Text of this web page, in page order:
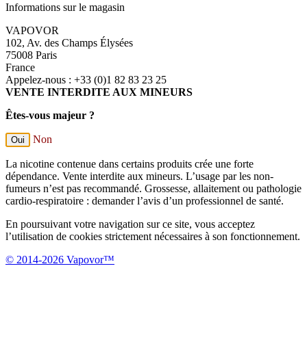
Informations sur le magasin
VAPOVOR
102, Av. des Champs Élysées
75008 Paris
France
Appelez-nous : +33 (0)1 82 83 23 25
VENTE INTERDITE AUX MINEURS
Êtes-vous majeur ?
Oui Non
La nicotine contenue dans certains produits crée une forte
dépendance. Vente interdite aux mineurs. L’usage par les non-
fumeurs n’est pas recommandé. Grossesse, allaitement ou pathologie
cardio-respiratoire : demander l’avis d’un professionnel de santé.
En poursuivant votre navigation sur ce site, vous acceptez
l’utilisation de cookies strictement nécessaires à son fonctionnement.
© 2014-2026 Vapovor™